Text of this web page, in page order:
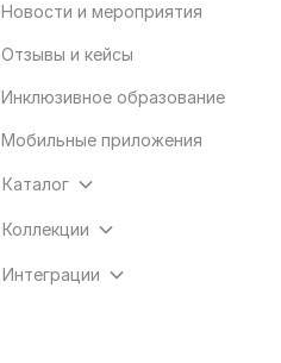
Новости и мероприятия
Отзывы и кейсы
Инклюзивное образование
Мобильные приложения
Каталог
Коллекции
Интеграции